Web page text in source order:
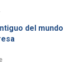
del mundo